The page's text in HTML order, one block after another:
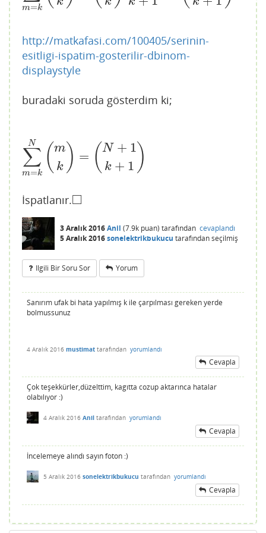
m=k
http://matkafasi.com/100405/serinin-
esitligi-ispatim-gosterilir-dbinom-
displaystyle
buradaki soruda gösterdim ki;
∑
m=k
N (m
k ) = (N + 1
k + 1 )
∑m k k =( N+ 1
İspatlanır.□
◻
3 Aralık 2016Anil (7.9k puan) tarafından cevaplandı
5 Aralık 2016sonelektrikbukucu tarafındanseçilmiş
Ilgili Bir Soru Sor Yorum
Sanırım ufak bi hata yapılmış k ile çarpılması gereken yerde
bolmussunuz
4 Aralık 2016 mustimat tarafından yorumlandı
Cevapla
Çok teşekkürler,düzelttim, kagıtta cozup aktarınca hatalar
olabılıyor :)
4 Aralık 2016 Anil tarafından yorumlandı
Cevapla
İncelemeye alındı sayın foton :)
5 Aralık 2016 sonelektrikbukucu tarafından yorumlandı
Cevapla